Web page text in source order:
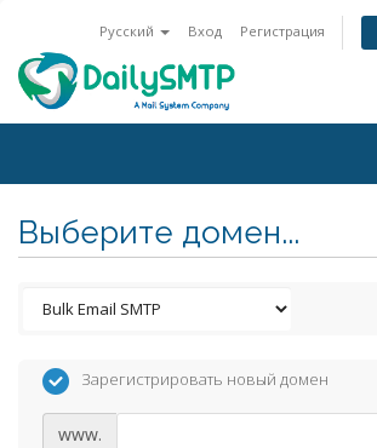
Русский Вход Регистрация
Выберите домен...
Зарегистрировать новый домен
www.